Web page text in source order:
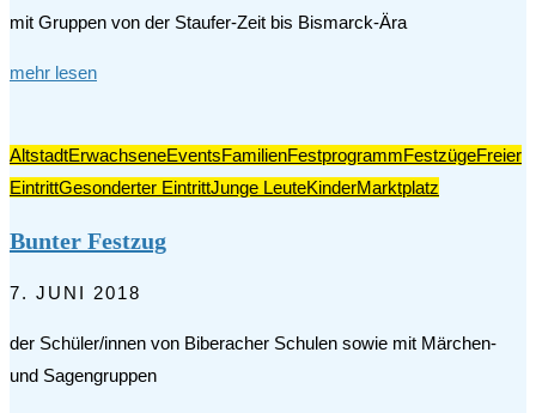
mit Gruppen von der Staufer-Zeit bis Bismarck-Ära
mehr lesen
AltstadtErwachseneEventsFamilienFestprogrammFestzügeFreier
EintrittGesonderter EintrittJunge LeuteKinderMarktplatz
Bunter Festzug
7. JUNI 2018
der Schüler/innen von Biberacher Schulen sowie mit Märchen-
und Sagengruppen